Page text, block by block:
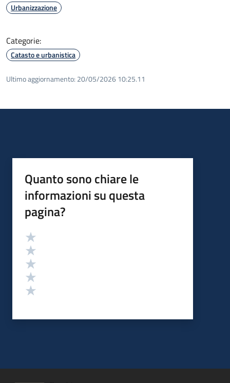
Urbanizzazione
Categorie:
Catasto e urbanistica
Ultimo aggiornamento: 20/05/2026 10:25.11
Quanto sono chiare le
informazioni su questa
pagina?
Valutazione